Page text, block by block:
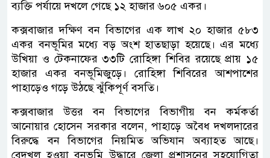
ব্যক্তি পর্যায়ে দখলে গেছে ১২ হাজার ৬০৫ একর।
কক্সবাজার দক্ষিণ বন বিভাগের এক লাখ ২০ হাজার ৫৮৩
একর বনভূমির মধ্যে বড় অংশ হাতছাড়া হয়েছে। এর মধ্যে
উখিয়া ও টেকনাফের ৩৩টি রোহিঙ্গা শিবির রয়েছে প্রায় ১৫
হাজার একর বনভূমিজুড়ে। রোহিঙ্গা শিবিরের আশপাশের
পাহাড়েও গড়ে উঠছে ঝুঁকিপূর্ণ বসতি।
কক্সবাজার উত্তর বন বিভাগের বিভাগীয় বন কর্মকর্তা
আনোয়ার হোসেন সরকার বলেন, পাহাড়ে অবৈধ দখলদারের
বিরুদ্ধে বন বিভাগের নিয়মিত অভিযান অব্যাহত আছে।
বেদখল হওয়া বনভূমি উদ্ধারে জেলা প্রশাসনের সহযোগিতা